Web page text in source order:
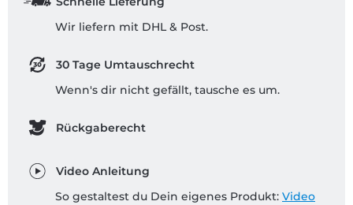
Wir liefern mit DHL & Post.
30 Tage Umtauschrecht
Wenn's dir nicht gefällt, tausche es um.
Rückgaberecht
Video Anleitung
So gestaltest du Dein eigenes Produkt: Video